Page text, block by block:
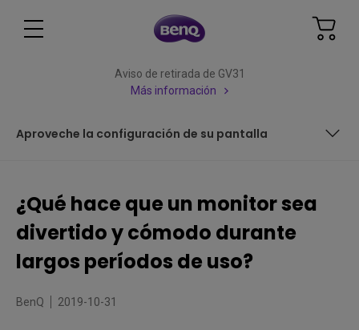
Aviso de retirada de GV31
Más información
Aproveche la configuración de su pantalla
Administre su tiempo delante de la pantalla
Aproveche la configuración de su pantalla
¿Qué hace que un monitor sea
divertido y cómodo durante
largos períodos de uso?
BenQ 2019-10-31